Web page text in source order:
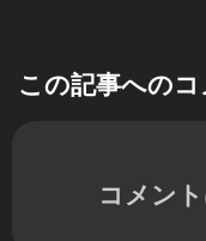
この記事へのコ
コメン